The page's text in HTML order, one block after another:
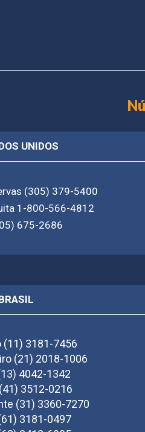
UNIDOS
(305) 379-5400
1-800-566-4812
675-2686
(11) 3181-7456
(21) 2018-1006
4042-1342
3512-0216
(31) 3360-7270
3181-0497